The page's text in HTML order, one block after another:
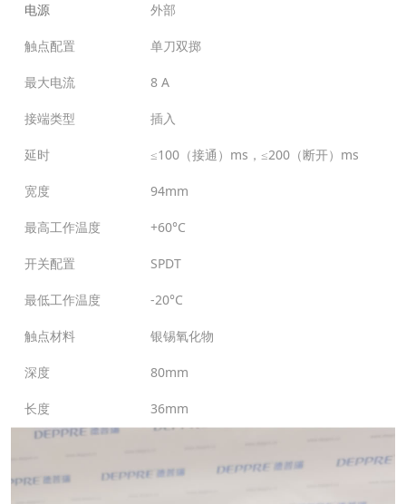
电源 外部
触点配置 单刀双掷
最大电流 8 A
接端类型 插入
延时 ≤100（接通）ms，≤200（断开）ms
宽度 94mm
最高工作温度 +60°C
开关配置 SPDT
最低工作温度 -20°C
触点材料 银锡氧化物
深度 80mm
长度 36mm